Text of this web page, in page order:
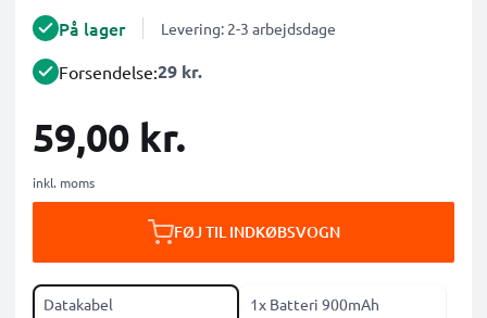
På lager Levering: 2-3 arbejdsdage
Forsendelse:29 kr.
59,00 kr.
inkl. moms
FØJ TIL INDKØBSVOGN
Datakabel 1x Batteri 900mAh